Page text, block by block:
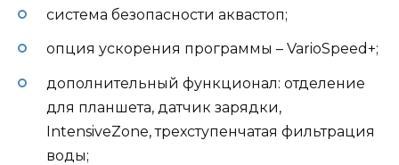
система безопасности аквастоп;
опция ускорения программы – VarioSpeed+;
дополнительный функционал: отделение
для планшета, датчик зарядки,
IntensiveZone, трехступенчатая фильтрация
воды;